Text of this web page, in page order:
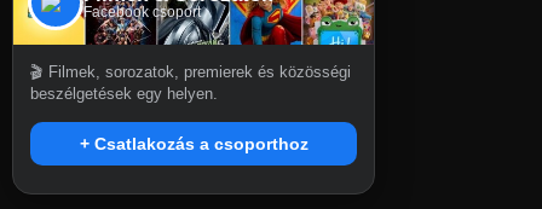
Facebook csoport
🎬 Filmek, sorozatok, premierek és közösségi
beszélgetések egy helyen.
+ Csatlakozás a csoporthoz